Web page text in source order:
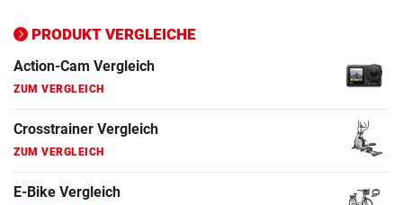
PRODUKT VERGLEICHE
ZUM VERGLEICH
Crosstrainer Vergleich
ZUM VERGLEICH
E-Bike Vergleich
ZUM VERGLEICH
Elektro-Scooter Vergleich